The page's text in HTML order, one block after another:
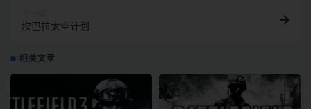
坎巴拉太空计划
相关文章